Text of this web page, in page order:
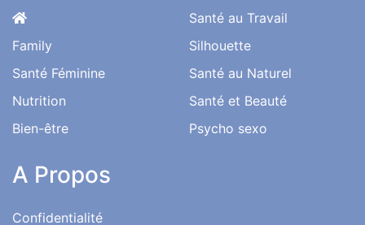
Family
Santé Féminine
Nutrition
Bien-être
Santé au Travail
Silhouette
Santé au Naturel
Santé et Beauté
Psycho sexo
A Propos
Confidentialité